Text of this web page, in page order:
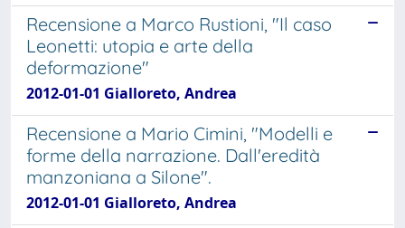
Recensione a Marco Rustioni, "Il caso
Leonetti: utopia e arte della
deformazione"
2012-01-01 Gialloreto, Andrea
Recensione a Mario Cimini, "Modelli e
forme della narrazione. Dall'eredità
manzoniana a Silone".
2012-01-01 Gialloreto, Andrea